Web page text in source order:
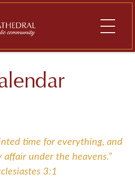
time for everything, and
affair under the heavens.”
3:1